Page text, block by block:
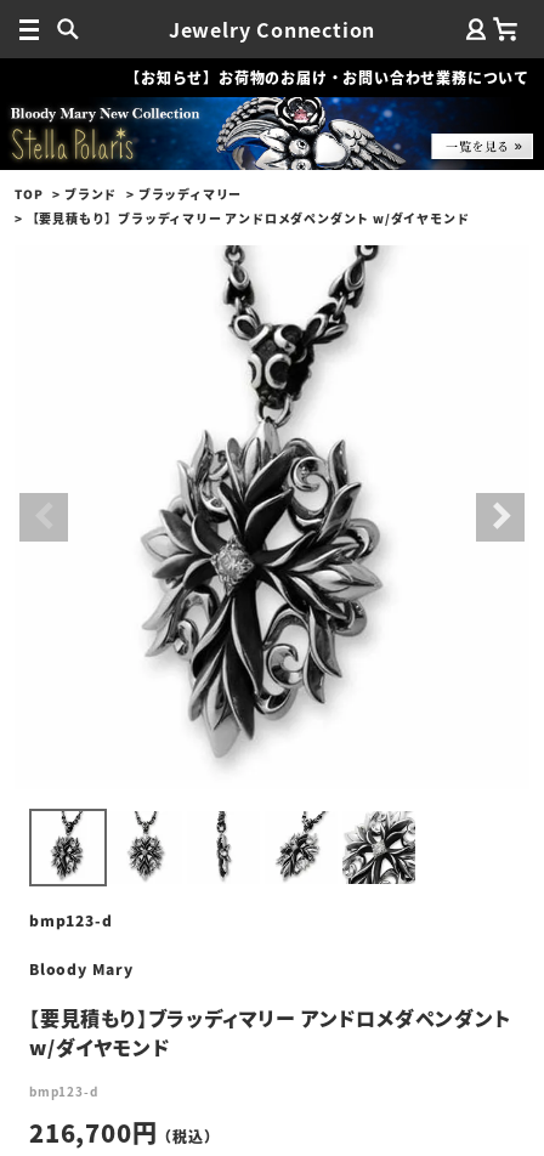
Jewelry Connection
【お知らせ】お荷物のお届け・お問い合わせ業務について
TOP ブランド
ブラッディマリー
【要見積もり】ブラッディマリー アンドロメダペンダント w/ダイヤモンド
bmp123-d
Bloody Mary
【要見積もり】ブラッディマリー アンドロメダペンダント
w/ダイヤモンド
bmp123-d
216,700